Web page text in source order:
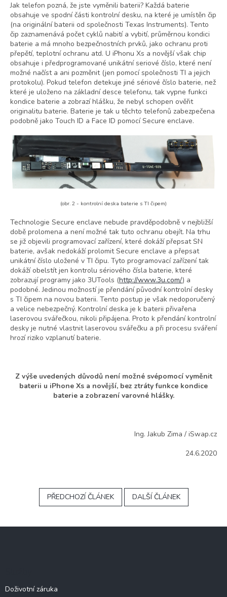
Jak telefon pozná, že jste vyměnili baterii? Každá baterie
obsahuje ve spodní části kontrolní desku, na které je umístěn čip
(na originální baterii od společnosti Texas Instruments). Tento
čip zaznamenává počet cyklů nabití a vybití, průměrnou kondici
baterie a má mnoho bezpečnostních prvků, jako ochranu proti
přepětí, teplotní ochranu atd. U iPhonu Xs a novější však chip
obsahuje i předprogramované unikátní seriové číslo, které není
možné načíst a ani pozměnit (jen pomocí společnosti TI a jejich
protokolu). Pokud telefon detekuje jiné sériové číslo baterie, než
které je uloženo na základní desce telefonu, tak vypne funkci
kondice baterie a zobrazí hlášku, že nebyl schopen ověřit
originalitu baterie. Baterie je tak u těchto telefonů zabezpečena
podobně jako Touch ID a Face ID pomocí Secure enclave.
(obr. 2 - kontrolní deska baterie s TI čipem)
Technologie Secure enclave nebude pravděpodobně v nejbližší
době prolomena a není možné tak tuto ochranu obejít. Na trhu
se již objevili programovací zařízení, které dokáží přepsat SN
baterie, avšak nedokáží prolomit Secure enclave a přepsat
unikátní číslo uložené v TI čipu. Tyto programovací zařízení tak
dokáží obelstít jen kontrolu sériového čísla baterie, které
zobrazují programy jako 3UTools (http://www.3u.com/) a
podobné. Jedinou možností je přendání původní kontrolní desky
s TI čipem na novou baterii. Tento postup je však nedoporučený
a velice nebezpečný. Kontrolní deska je k baterii přivařena
laserovou svářečkou, nikoli připájena. Proto k přendání kontrolní
desky je nutné vlastnit laserovou svářečku a při procesu sváření
hrozí riziko vzplanutí baterie.
Z výše uvedených důvodů není možné svépomocí vyměnit
baterii u iPhone Xs a novější, bez ztráty funkce kondice
baterie a zobrazení varovné hlášky.
Ing. Jakub Zima / iSwap.cz
24.6.2020
PŘEDCHOZÍ ČLÁNEK DALŠÍ ČLÁNEK
Doživotní záruka